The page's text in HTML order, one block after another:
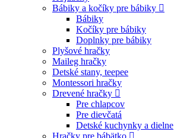
Bábiky a kočíky pre bábiky
Bábiky
Kočíky pre bábiky
Doplnky pre bábiky
Plyšové hračky
Maileg hračky
Detské stany, teepee
Montessori hračky
Drevené hračky
Pre chlapcov
Pre dievčatá
Detské kuchynky a dielne
Hračky pre bábätko